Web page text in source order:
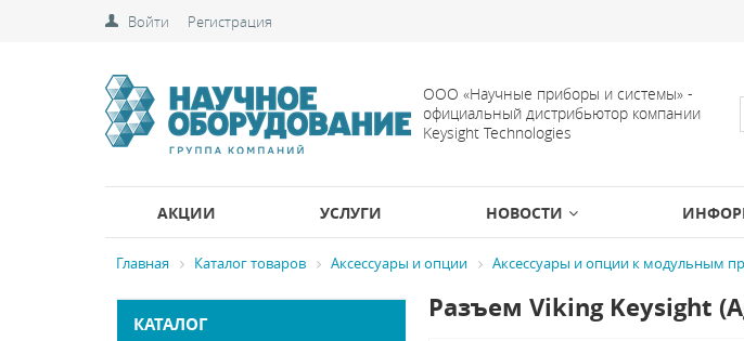
Войти Регистрация
ООО «Научные приборы и системы» -
официальный дистрибьютор компании
Keysight Technologies
АКЦИИ УСЛУГИ НОВОСТИ
Главная Каталог товаров Аксессуары и опции Аксессуары и опции к модульным
КАТАЛОГ
Разъем Viking Keysight